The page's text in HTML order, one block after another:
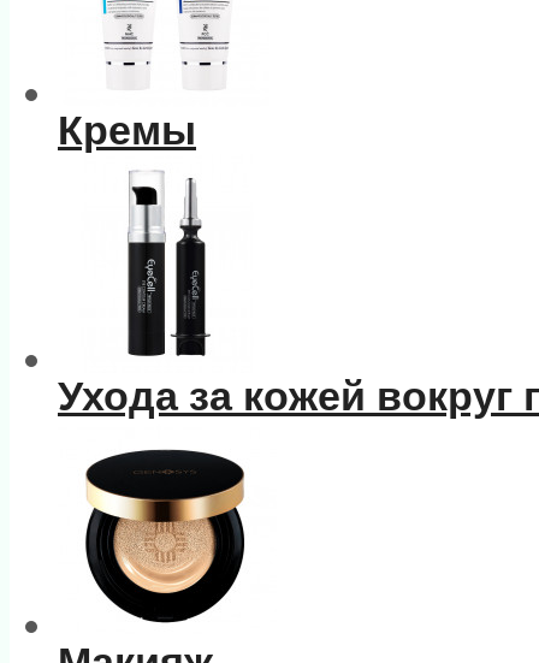
Кремы
Ухода за кожей вокруг